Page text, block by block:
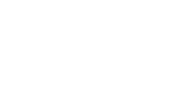
nội thất KIA Xceed, tạo